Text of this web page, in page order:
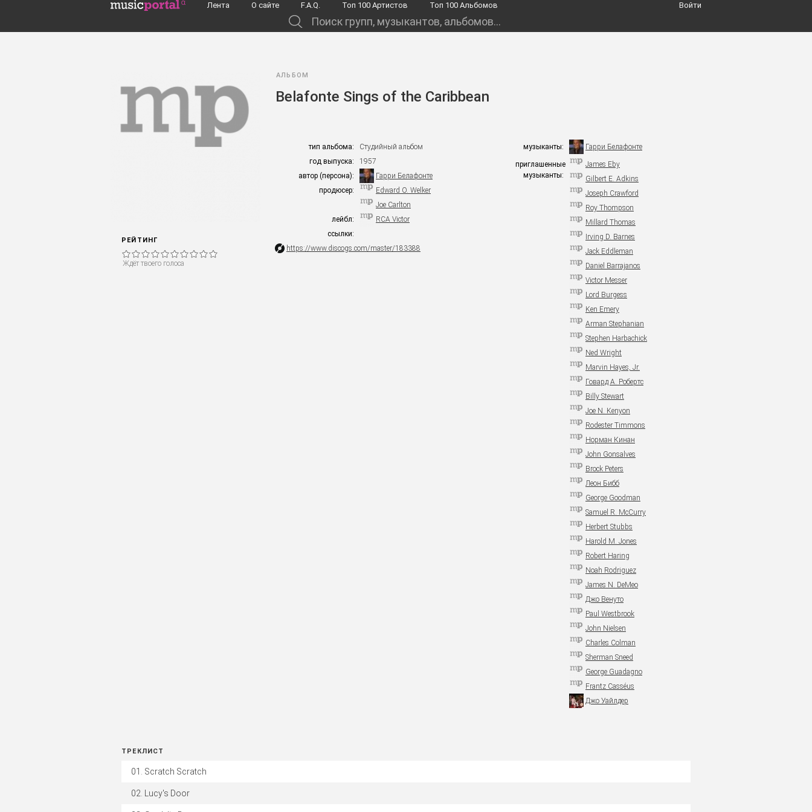
Перейти к основному содержанию Лента О сайте F.A.Q. Toп 100 Артистов Toп 100 Альбомов Войти
РЕЙТИНГ
Ждёт твоего голоса
АЛЬБОМ
Belafonte Sings of the Caribbean
тип альбома:
Студийный альбом
год выпуска:
1957
автор (персона):
Гарри Белафонте
продюсер:
Edward O. Welker
Joe Carlton
лейбл:
RCA Victor
ссылки:
https://www.discogs.com/master/183388
музыканты: Гарри Белафонте
приглашенные
музыканты:
James Eby
Gilbert E. Adkins
Joseph Crawford
Roy Thompson
Millard Thomas
Irving D. Barnes
Jack Eddleman
Daniel Barrajanos
Victor Messer
Lord Burgess
Ken Emery
Arman Stephanian
Stephen Harbachick
Ned Wright
Marvin Hayes, Jr.
Говард А. Робертс
Billy Stewart
Joe N. Kenyon
Rodester Timmons
Норман Кинан
John Gonsalves
Brock Peters
Леон Бибб
George Goodman
Samuel R. McCurry
Herbert Stubbs
Harold M. Jones
Robert Haring
Noah Rodriguez
James N. DeMeo
Джо Венуто
Paul Westbrook
John Nielsen
Charles Colman
Sherman Sneed
George Guadagno
Frantz Casséus
Джо Уайлдер
ТРЕКЛИСТ
Scratch Scratch
Lucy's Door